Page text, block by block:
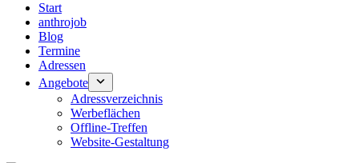
Start
anthrojob
Blog
Termine
Adressen
Angebote
Adressverzeichnis
Werbeflächen
Offline-Treffen
Website-Gestaltung